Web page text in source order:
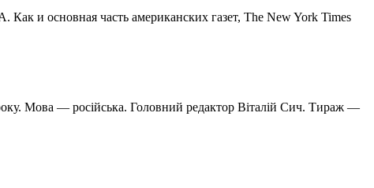
и основная часть американских газет, The New York Times
Мова — російська. Головний редактор Віталій Сич. Тираж —